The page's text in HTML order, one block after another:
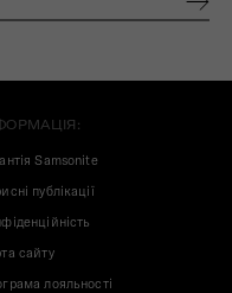
Samsonite
публікації
сайту
лояльності